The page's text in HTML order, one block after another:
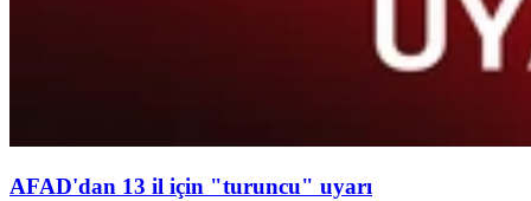
AFAD'dan 13 il için "turuncu" uyarı